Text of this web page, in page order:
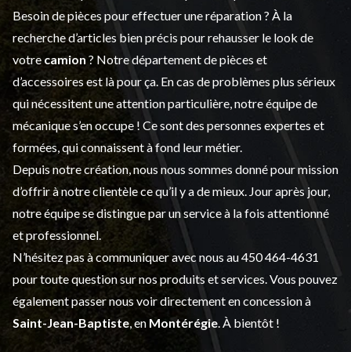
Besoin de pièces pour effectuer une réparation ? À la
recherche d’articles bien précis pour rehausser le look de
votre camion ? Notre département depièces et
d’accessoiresest là pour ça. En cas de problèmes plus sérieux
qui nécessitent une attention particulière, notre équipe de
mécanique s’en occupe ! Ce sont des personnes expertes et
formées, qui connaissent à fond leur métier.
Depuis notre création, nous nous sommes donné pour mission
d’offrir à notre clientèle ce qu’il y a de mieux. Jour après jour,
notre équipe se distingue par un service à la fois attentionné
et professionnel.
N’hésitez pas à communiquer avec nous au450 464-4631
pour toute question sur nos produits et services. Vous pouvez
également passer nous voir directement en concession à
Saint-Jean-Baptiste , en Montérégie . À bientôt !